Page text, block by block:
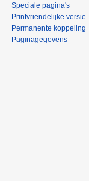
Speciale pagina's
Printvriendelijke versie
Permanente koppeling
Paginagegevens